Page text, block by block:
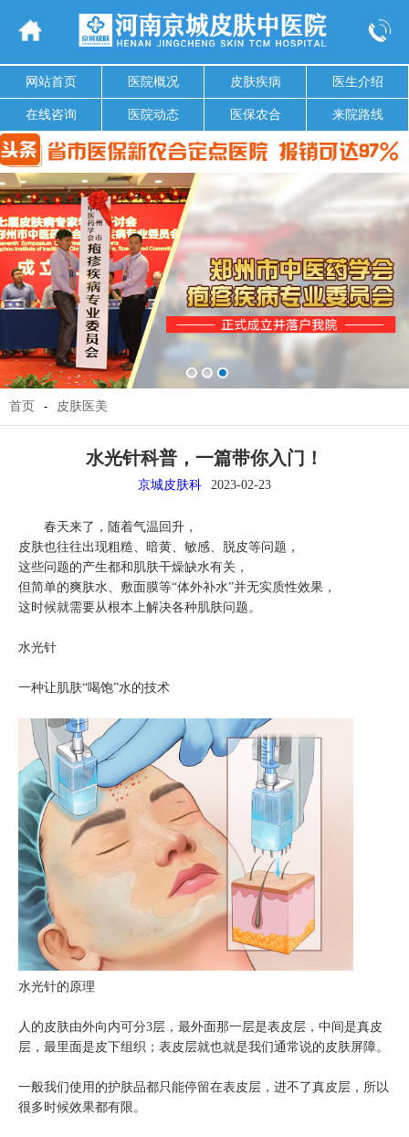
网站首页 医院概况 皮肤疾病 医生介绍
在线咨询 医院动态 医保农合 来院路线
首页 - 皮肤医美
水光针科普，一篇带你入门！
京城皮肤科 2023-02-23
春天来了，随着气温回升，
皮肤也往往出现粗糙、暗黄、敏感、脱皮等问题，
这些问题的产生都和肌肤干燥缺水有关，
但简单的爽肤水、敷面膜等“体外补水”并无实质性效果，
这时候就需要从根本上解决各种肌肤问题。
水光针
一种让肌肤“喝饱”水的技术
水光针的原理
人的皮肤由外向内可分3层，最外面那一层是表皮层，中间是真皮
层，最里面是皮下组织；表皮层就也就是我们通常说的皮肤屏障。
一般我们使用的护肤品都只能停留在表皮层，进不了真皮层，所以
很多时候效果都有限。